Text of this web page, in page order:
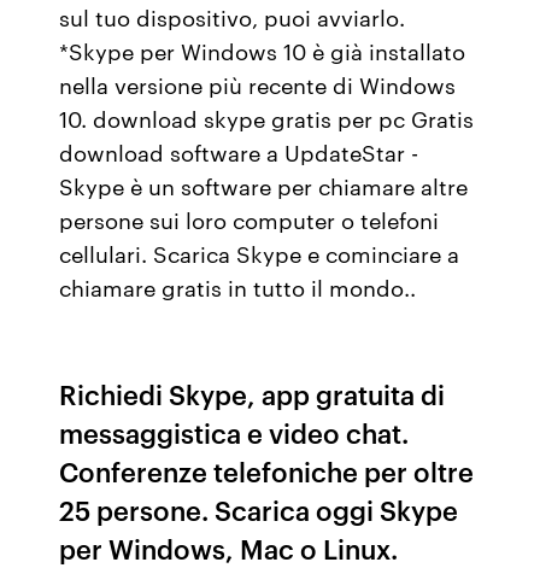
sul tuo dispositivo, puoi avviarlo.
*Skype per Windows 10 è già installato
nella versione più recente di Windows
10. download skype gratis per pc Gratis
download software a UpdateStar -
Skype è un software per chiamare altre
persone sui loro computer o telefoni
cellulari. Scarica Skype e cominciare a
chiamare gratis in tutto il mondo..
Richiedi Skype, app gratuita di
messaggistica e video chat.
Conferenze telefoniche per oltre
25 persone. Scarica oggi Skype
per Windows, Mac o Linux.